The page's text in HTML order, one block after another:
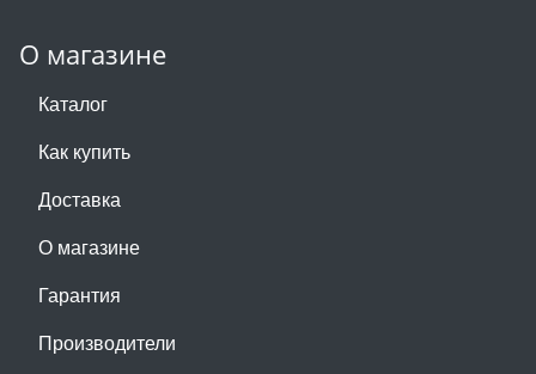
О магазине
Каталог
Как купить
Доставка
О магазине
Гарантия
Производители